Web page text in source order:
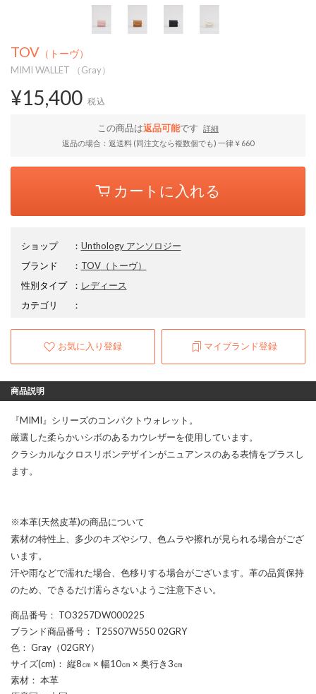
TOV （トーヴ）
MIMI WALLET （Gray）
¥15,400 税込
この商品は返品可能です
詳細
返品の場合：返送料 (同注文なら複数個でも) 一律￥660
カートに入れる
ショップ ： Unthology アンソロジー
ブランド
： TOV（トーヴ）
性別タイプ
： レディース
カテゴリ
：
お気に入り登録 マイブランド登録
商品説明
『MIMI』シリーズのコンパクトウォレット。
厳選した柔らかいシボのあるカウレザーを使用しています。
クラシカルなクロスリボンデザインがニュアンスのある表情をプラスし
ます。
※本革(天然皮革)の商品について
素材の特性上、多少のキズやシワ、色ムラや擦れが見られる場合がござ
います。
汗や雨などで濡れた場合、色移りする場合がございます。革の品質保持
のため、できるだけ濡らさないようご注意下さい。
商品番号 ： TO3257DW000225
ブランド商品番号 ： T25S07W550 02GRY
色 ： Gray（02GRY）
サイズ(cm) ： 縦8㎝ × 幅10㎝ × 奥行き3㎝
素材 ： 本革